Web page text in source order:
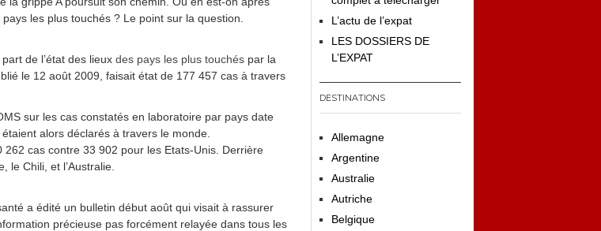
les plus touchés ? Le point sur la question.
de l’état des lieux des pays les plus touchés par la
le 12 août 2009, faisait état de 177 457 cas à travers
sur les cas constatés en laboratoire par pays date
alors déclarés à travers le monde.
262 cas contre 33 902 pour les Etats-Unis. Derrière
le Chili, et l’Australie.
a édité un bulletin début août qui visait à rassurer
précieuse pas forcément relayée dans tous les
L’actu de l’expat
LES DOSSIERS DE
L’EXPAT
DESTINATIONS
Allemagne
Argentine
Australie
Autriche
Belgique